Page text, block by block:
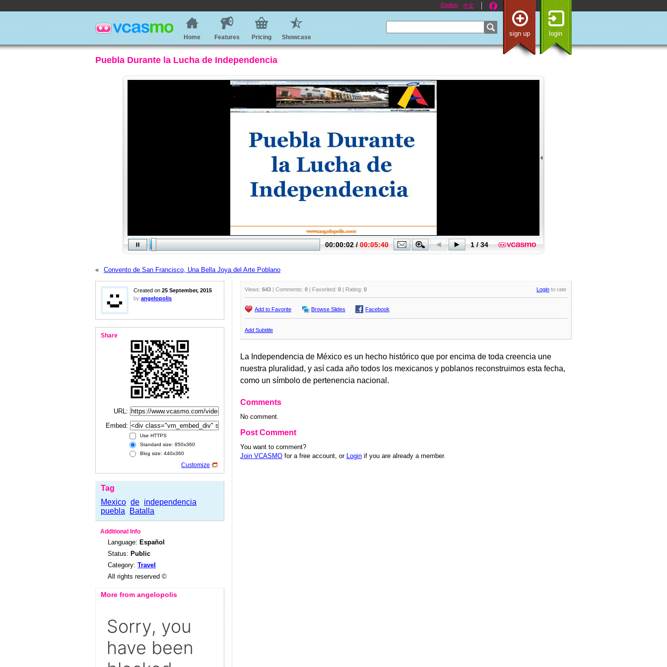
English 中文
sign up login
Home Features Pricing Showcase
Puebla Durante la Lucha de Independencia
« Convento de San Francisco, Una Bella Joya del Arte Poblano
Created on 25 September, 2015
by angelopolis
Share
URL:
Embed:
Use HTTPS
Standard size: 850x360
Blog size: 440x360
Customize
Tag
Mexico de independencia
puebla
Batalla
Additional Info
Language: Español
Status: Public
Category: Travel
All rights reserved ©
More from angelopolis
Views: 643 | Comments: 0 | Favorited: 0 | Rating: 0 Login to rate
Add to Favorite Browse Slides Facebook
Add Subtitle
La Independencia de México es un hecho histórico que por encima de toda creencia une
nuestra pluralidad, y así cada año todos los mexicanos y poblanos reconstruimos esta fecha,
como un símbolo de pertenencia nacional.
Comments
No comment.
Post Comment
You want to comment?
Join VCASMO for a free account, or Login if you are already a member.